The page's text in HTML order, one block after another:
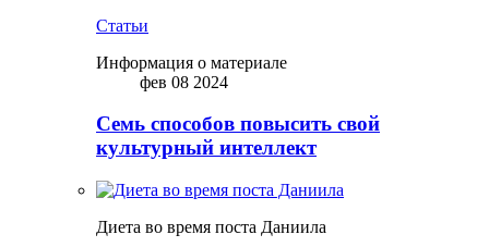
Статьи
Информация о материале
фев 08 2024
Семь способов повысить свой
культурный интеллект
Диета во время поста Даниила